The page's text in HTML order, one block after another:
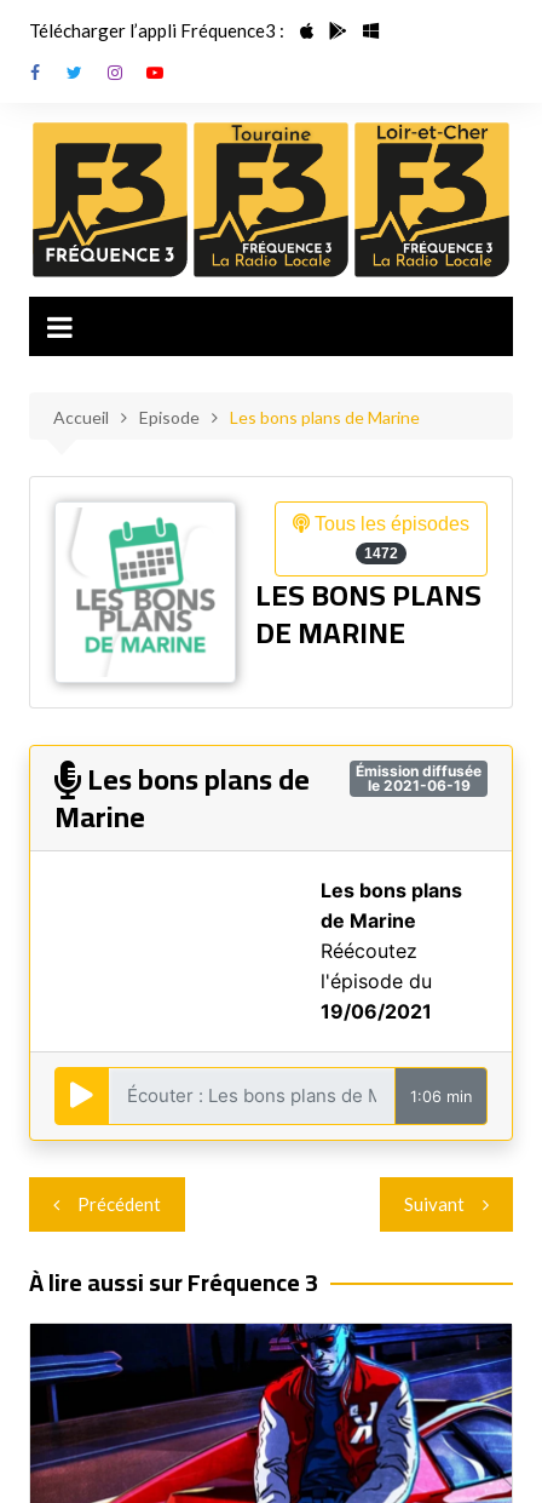
contenu
Télécharger l’appli Fréquence3 :
Accueil Episode Les bons plans de Marine
Tous les épisodes
1472
LES BONS PLANS
DE MARINE
Émission diffusée
le 2021-06-19
Les bons plans de
Marine
Les bons plans
de Marine
Réécoutez
l'épisode du
19/06/2021
1:06 min
Navigation
de
l’article
Précédent Suivant
À lire aussi sur Fréquence 3